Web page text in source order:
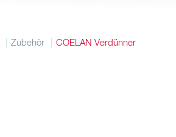
Zubehör COELAN Verdünner